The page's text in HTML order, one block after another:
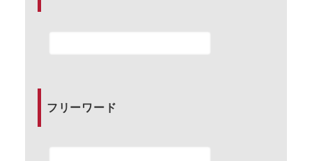
フリーワード